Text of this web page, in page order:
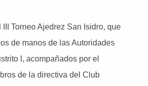
III Torneo Ajedrez San Isidro, que
de manos de las Autoridades
I, acompañados por el
de la directiva del Club